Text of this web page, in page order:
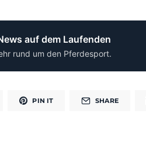
auf dem Laufenden
rund um den Pferdesport.
PIN IT SHARE